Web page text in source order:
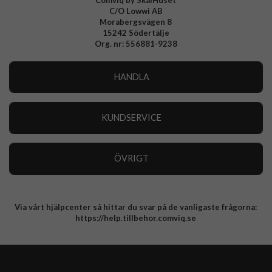
C/O Lowwi AB
Morabergsvägen 8
15242 Södertälje
Org. nr: 556881-9238
HANDLA
KUNDSERVICE
ÖVRIGT
Integritetspolicy
Via vårt hjälpcenter så hittar du svar på de vanligaste frågorna:
https://help.tillbehor.comviq.se